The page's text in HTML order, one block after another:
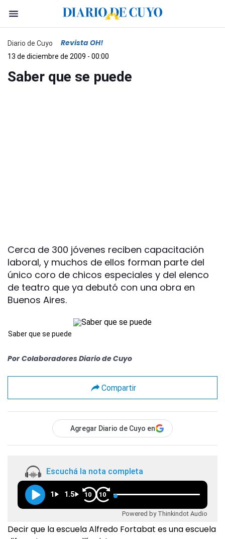
Diario de Cuyo Revista OH!
13 de diciembre de 2009 - 00:00
Saber que se puede
Cerca de 300 jóvenes reciben capacitación
laboral, y muchos de ellos forman parte del
único coro de chicos especiales y del elenco
de teatro que ya debutó con una obra en
Buenos Aires.
Saber que se puede
Por Colaboradores Diario de Cuyo
Compartir
Agregar Diario de Cuyo en
Escuchá la nota completa
1 1.5 10 10
Powered by Thinkindot Audio
Decir que la escuela Alfredo Fortabat es una escuela